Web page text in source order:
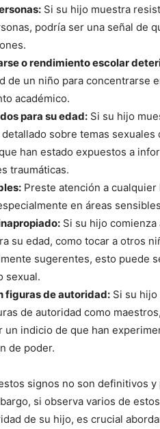
Si su hijo muestra
podría ser una señal de
o rendimiento escolar
de un niño para concentrarse
académico.
para su edad: Si su hijo
sobre temas
han estado expuestos a
traumáticas.
Preste atención a
en áreas
Si su hijo
su edad, como tocar a otros
sugerentes, esto puede
sexual.
figuras de autoridad: Si su
de autoridad como
indicio de que han
de poder.
signos no son definitivos
si observa varios de
de su hijo, es crucial